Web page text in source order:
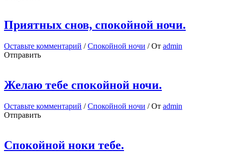
Приятных снов, спокойной ночи.
Оставьте комментарий /Спокойной ночи / От admin
Отправить
Желаю тебе спокойной ночи.
Оставьте комментарий /Спокойной ночи / От admin
Отправить
Спокойной ноки тебе.